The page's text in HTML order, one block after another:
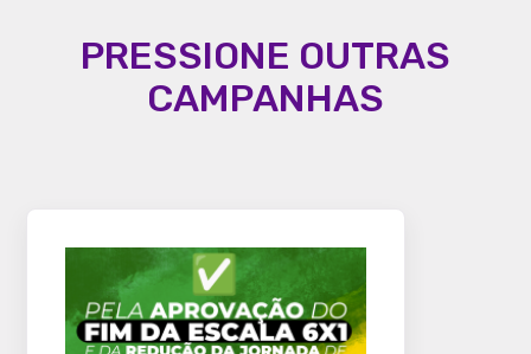
PRESSIONE OUTRAS
CAMPANHAS